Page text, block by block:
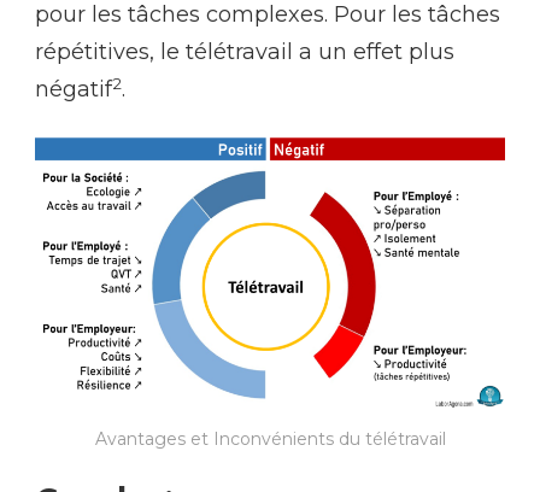
pour les tâches complexes. Pour les tâches
répétitives, le télétravail a un effet plus
négatif2.
Avantages et Inconvénients du télétravail